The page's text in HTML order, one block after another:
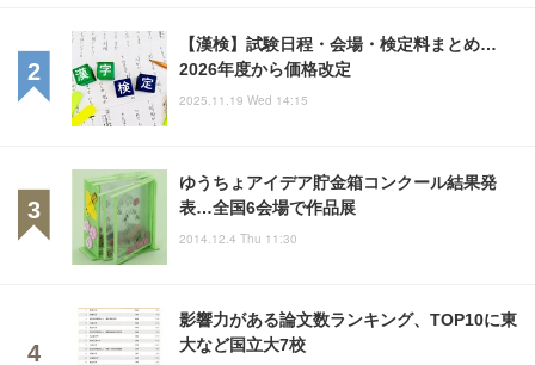
【漢検】試験日程・会場・検定料まとめ…
2026年度から価格改定
2025.11.19 Wed 14:15
ゆうちょアイデア貯金箱コンクール結果発
表…全国6会場で作品展
2014.12.4 Thu 11:30
影響力がある論文数ランキング、TOP10に東
大など国立大7校